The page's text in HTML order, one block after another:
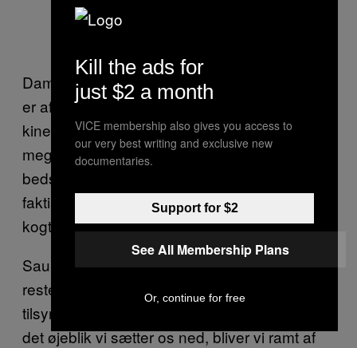
Dampbadet med en mild duft af søde oliven
er afslappende, men vi bruger mest tid i det
kinesiske dampbad. Det minder mig om en
meget varm udgave af min taiwanske
bedstemors soveværelse. Det føles rent
faktisk som om, man er en kylling, der bliver
kogt ind i en urtefond.
Saunaerne ligger ved poolområdet, og ulig
resten af spaen er de kønsopdelt og
tilsyneladende uden tilsætning af duft. Men
det øjeblik vi sætter os ned, bliver vi ramt af
Kill the ads for
just $2 a month
VICE membership also gives you access to
our very best writing and exclusive new
documentaries.
Support for $2
See All Membership Plans
Or, continue for free